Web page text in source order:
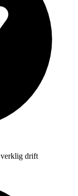
verklig drift